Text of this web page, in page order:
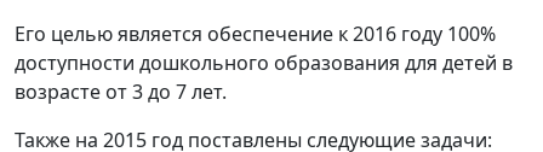
Его целью является обеспечение к 2016 году 100%
доступности дошкольного образования для детей в
возрасте от 3 до 7 лет.
Также на 2015 год поставлены следующие задачи: